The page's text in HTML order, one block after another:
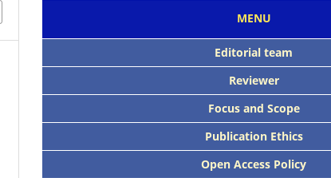
MENU
Editorial team
Reviewer
Focus and Scope
Publication Ethics
Open Access Policy